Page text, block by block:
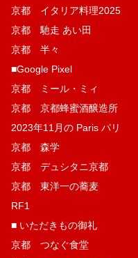
京都 イタリア料理2025
京都 馳走 あい田
京都 半々
■Google Pixel
京都 ミール・ミィ
京都 京都蜂蜜酒醸造所
2023年11月の Paris パリ
京都 森学
京都 デュシタニ京都
京都 東洋一の蕎麦
RF1
■ いただきもの御礼
京都 つなぐ食堂